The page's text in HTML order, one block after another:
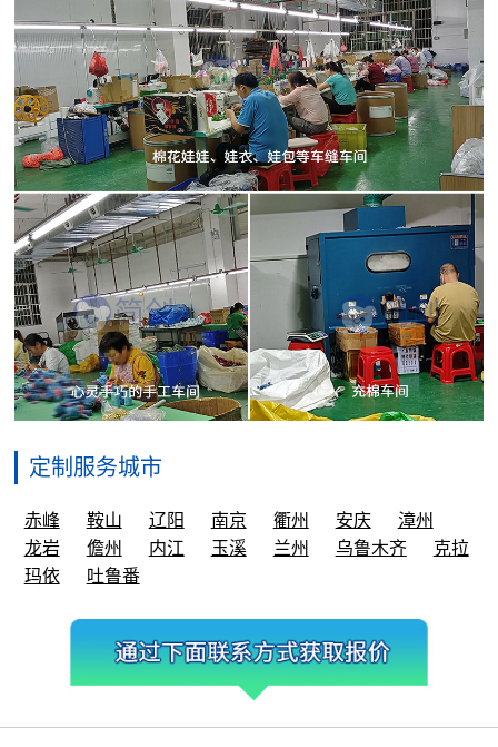
定制服务城市
赤峰 鞍山 辽阳 南京 衢州 安庆
漳州
龙岩
儋州 内江 玉溪 兰州 乌鲁木齐
克拉
玛依
吐鲁番